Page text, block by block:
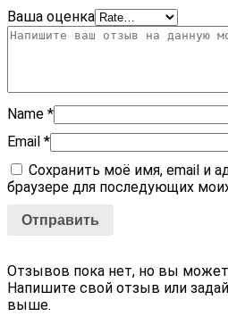
Ваша оценка
Name *
Email *
Сохранить моё имя, email и
браузере для последующих
Отзывов пока нет, но вы
Напишите свой отзыв или
выше.